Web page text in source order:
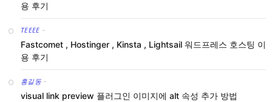
용 후기
TEEEE -
Fastcomet , Hostinger , Kinsta , Lightsail 워드프레스 호스팅 이
용 후기
홍길동 -
visual link preview 플러그인 이미지에 alt 속성 추가 방법